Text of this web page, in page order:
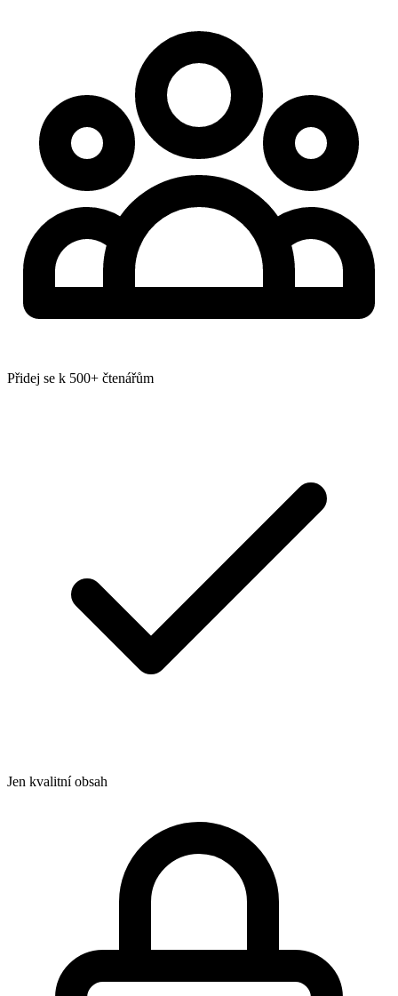
Přidej se k 500+ čtenářům
Jen kvalitní obsah